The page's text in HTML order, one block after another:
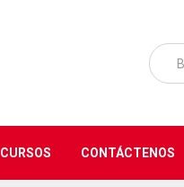
CURSOS CONTÁCTENOS